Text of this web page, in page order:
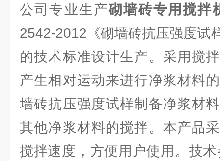
公司专业生产砌墙砖专用搅拌
2542-2012《砌墙砖抗压强度试
的技术标准设计生产。采用搅
产生相对运动来进行净浆材料
墙砖抗压强度试样制备净浆材
其他净浆材料的搅拌。本产品
搅拌速度，方便用户使用。技